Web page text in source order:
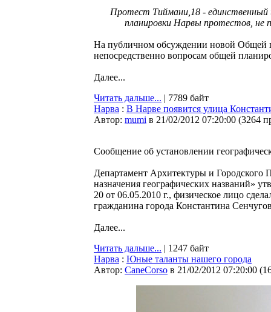
Протест Тиймани,18 - единственный
планировки Нарвы протестов, не
На публичном обсуждении новой Общей
непосредственно вопросам общей
Далее...
Читать дальше... | 7789 байт
Нарва : В Нарве появится улица
Автор: mumi в 21/02/2012 07:20:00 (3264
Сообщение об установлении
Департамент Архитектуры и Городского
назначения географических названий»
20 от 06.05.2010 г., физическое лицо
гражданина города Константина
Далее...
Читать дальше... | 1247 байт
Нарва : Юные таланты нашего города
Автор: CaneCorso в 21/02/2012 07:20:00 (